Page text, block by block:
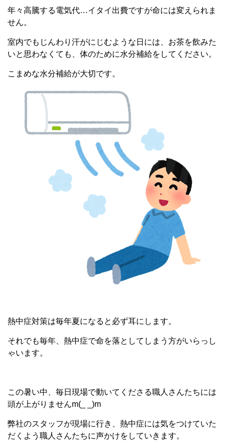
年々高騰する電気代…イタイ出費ですが命には変えられま
せん。
室内でもじんわり汗がにじむような日には、お茶を飲みた
いと思わなくても、体のために水分補給をしてください。
こまめな水分補給が大切です。
熱中症対策は毎年夏になると必ず耳にします。
それでも毎年、熱中症で命を落としてしまう方がいらっし
ゃいます。
この暑い中、毎日現場で動いてくださる職人さんたちには
頭が上がりませんm(_ _)m
弊社のスタッフが現場に行き、熱中症には気をつけていた
だくよう職人さんたちに声かけをしていきます。